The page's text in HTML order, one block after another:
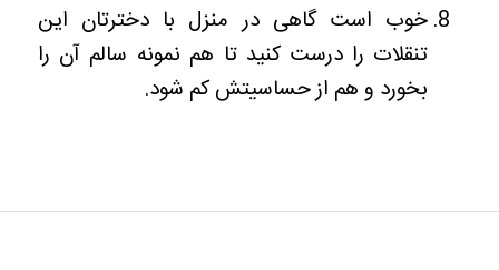
خوب است گاهی در منزل با دخترتان این
تنقلات را درست کنید تا هم نمونه سالم آن را
بخورد و هم از حساسیتش کم شود.